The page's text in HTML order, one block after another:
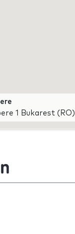
1 Bukarest (RO)